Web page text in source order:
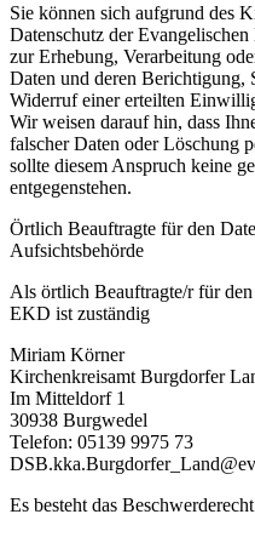
Sie können sich aufgrund des
Datenschutz der
zur Erhebung, Verarbeitung
Daten und deren Berichtigung,
Widerruf einer erteilten
Wir weisen darauf hin, dass
falscher Daten oder Löschung
sollte diesem Anspruch keine
entgegenstehen.
Örtlich Beauftragte für den
Aufsichtsbehörde
Als örtlich Beauftragte/r für
EKD ist zuständig
Miriam Körner
Kirchenkreisamt Burgdorfer
Im Mitteldorf 1
30938 Burgwedel
Telefon: 05139 9975 73
Es besteht das